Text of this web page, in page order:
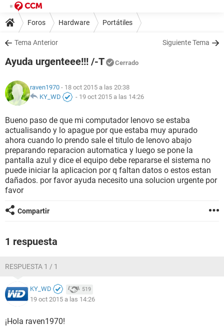
Foros Hardware Portátiles
Tema Anterior Siguiente Tema
Ayuda urgenteee!!! /-T Cerrado
raven1970 - 18 oct 2015 a las 20:38
KY_WD
- 19 oct 2015 a las 14:26
Bueno paso de que mi computador lenovo se estaba
actualisando y lo apague por que estaba muy apurado
ahora cuando lo prendo sale el titulo de lenovo abajo
preparando reparacion automatica y luego se pone la
pantalla azul y dice el equipo debe repararse el sistema no
puede iniciar la aplicacion por q faltan datos o estos estan
dañados. por favor ayuda necesito una solucion urgente por
favor
Compartir
1 respuesta
RESPUESTA 1 / 1
KY_WD 519
19 oct 2015 a las 14:26
¡Hola raven1970!